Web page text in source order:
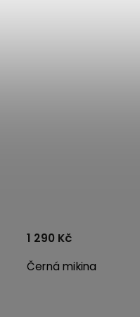
Černá mikina
1 290 Kč